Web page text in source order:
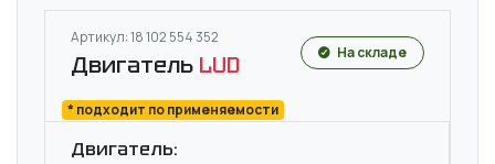
Артикул: 18 102 554 352
Двигатель LUD
* подходит по применяемости
На складе
Двигатель: